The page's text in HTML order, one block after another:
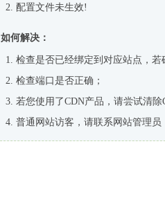
配置文件未生效!
如何解决：
检查是否已经绑定到对应站点，
检查端口是否正确；
若您使用了CDN产品，请尝试清除
普通网站访客，请联系网站管理员